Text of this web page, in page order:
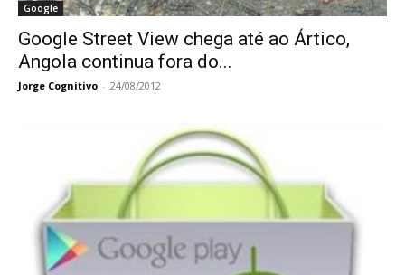
Google
Google Street View chega até ao Ártico,
Angola continua fora do...
Jorge Cognitivo - 24/08/2012